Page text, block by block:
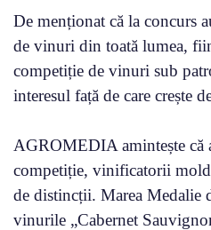
De menționat că la concurs
de vinuri din toată lumea,
competiție de vinuri sub
interesul față de care crește
AGROMEDIA amintește că
competiție, vinificatorii
de distincții. Marea Medalie
vinurile „Cabernet